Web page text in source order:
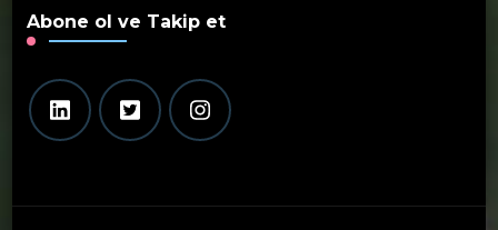
Abone ol ve Takip et